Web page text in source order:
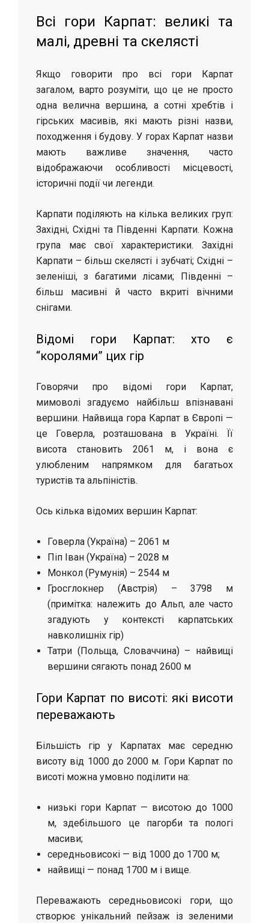
Всі гори Карпат: великі та
малі, древні та скелясті
Якщо говорити про всі гори Карпат
загалом, варто розуміти, що це не просто
одна велична вершина, а сотні хребтів і
гірських масивів, які мають різні назви,
походження і будову. У горах Карпат назви
мають важливе значення, часто
відображаючи особливості місцевості,
історичні події чи легенди.
Карпати поділяють на кілька великих груп:
Західні, Східні та Південні Карпати. Кожна
група має свої характеристики. Західні
Карпати – більш скелясті і зубчаті; Східні –
зеленіші, з багатими лісами; Південні –
більш масивні й часто вкриті вічними
снігами.
Відомі гори Карпат: хто є
“королями” цих гір
Говорячи про відомі гори Карпат,
мимоволі згадуємо найбільш впізнавані
вершини. Найвища гора Карпат в Європі —
це Говерла, розташована в Україні. Її
висота становить 2061 м, і вона є
улюбленим напрямком для багатьох
туристів та альпіністів.
Ось кілька відомих вершин Карпат:
Говерла (Україна) – 2061 м
Піп Іван (Україна) – 2028 м
Монкол (Румунія) – 2544 м
Гросглокнер (Австрія) – 3798 м
(примітка: належить до Альп, але часто
згадують у контексті карпатських
навколишніх гір)
Татри (Польща, Словаччина) – найвищі
вершини сягають понад 2600 м
Гори Карпат по висоті: які висоти
переважають
Більшість гір у Карпатах має середню
висоту від 1000 до 2000 м. Гори Карпат по
висоті можна умовно поділити на:
низькі гори Карпат — висотою до 1000
м, здебільшого це пагорби та пологі
масиви;
середньовисокі — від 1000 до 1700 м;
найвищі — понад 1700 м і вище.
Переважають середньовисокі гори, що
створює унікальний пейзаж із зеленими